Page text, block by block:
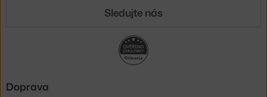
Sledujte nás
Doprava